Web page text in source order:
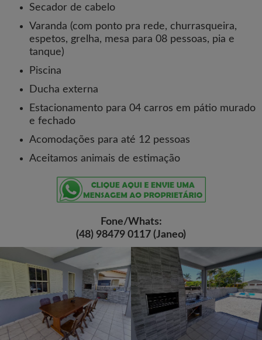
Secador de cabelo
Varanda (com ponto pra rede, churrasqueira,
espetos, grelha, mesa para 08 pessoas, pia e
tanque)
Piscina
Ducha externa
Estacionamento para 04 carros em pátio murado
e fechado
Acomodações para até 12 pessoas
Aceitamos animais de estimação
Fone/Whats:
(48) 98479 0117 (Janeo)